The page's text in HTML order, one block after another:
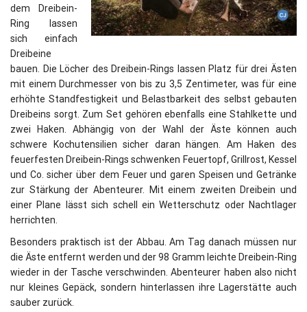
dem Dreibein-
Ring lassen
sich einfach
Dreibeine
bauen. Die Löcher des Dreibein-Rings lassen Platz für drei Ästen
mit einem Durchmesser von bis zu 3,5 Zentimeter, was für eine
erhöhte Standfestigkeit und Belastbarkeit des selbst gebauten
Dreibeins sorgt. Zum Set gehören ebenfalls eine Stahlkette und
zwei Haken. Abhängig von der Wahl der Äste können auch
schwere Kochutensilien sicher daran hängen. Am Haken des
feuerfesten Dreibein-Rings schwenken Feuertopf, Grillrost, Kessel
und Co. sicher über dem Feuer und garen Speisen und Getränke
zur Stärkung der Abenteurer. Mit einem zweiten Dreibein und
einer Plane lässt sich schell ein Wetterschutz oder Nachtlager
herrichten.
Besonders praktisch ist der Abbau. Am Tag danach müssen nur
die Äste entfernt werden und der 98 Gramm leichte Dreibein-Ring
wieder in der Tasche verschwinden. Abenteurer haben also nicht
nur kleines Gepäck, sondern hinterlassen ihre Lagerstätte auch
sauber zurück.